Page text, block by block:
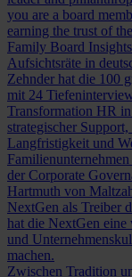
you are a board
earning the trust of
Family Board Insights
Aufsichtsräte in
Zehnder hat die 100
mit 24
Transformation HR
strategischer
Langfristigkeit und
der Corporate
Hartmuth von
NextGen als Treiber
hat die NextGen
und
machen.
Zwischen Tradition